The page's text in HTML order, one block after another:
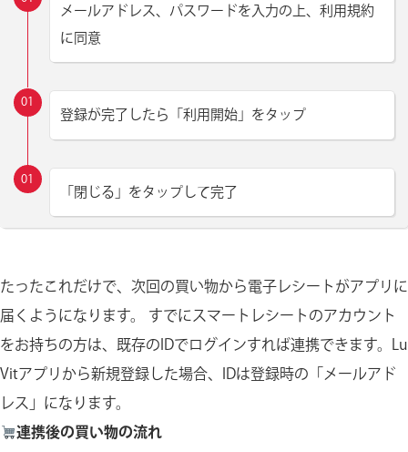
メールアドレス、パスワードを入力の上、利用規約
に同意
登録が完了したら「利用開始」をタップ
「閉じる」をタップして完了
たったこれだけで、次回の買い物から電子レシートがアプリに
届くようになります。 すでにスマートレシートのアカウント
をお持ちの方は、既存のIDでログインすれば連携できます。Lu
Vitアプリから新規登録した場合、IDは登録時の「メールアド
レス」になります。
連携後の買い物の流れ